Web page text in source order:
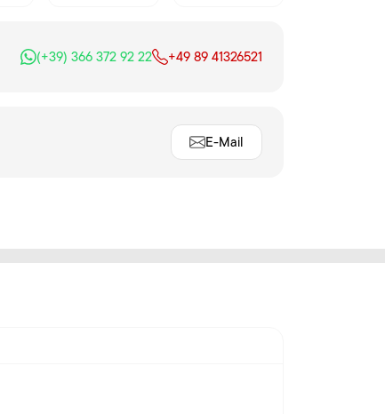
(+39) 366 372 92 22 +49 89 41326521
E-Mail